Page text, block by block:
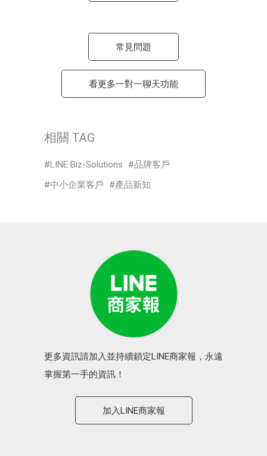
常見問題
看更多一對一聊天功能
相關 TAG
LINE Biz-Solutions
品牌客戶
中小企業客戶
產品新知
更多資訊請加入並持續鎖定LINE商家報，永遠
掌握第一手的資訊！
加入LINE商家報